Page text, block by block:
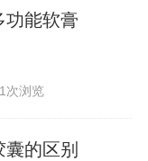
功能软膏
次浏览
的区别